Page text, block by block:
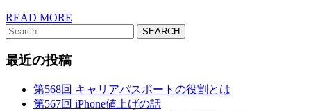
え
READ MORE
Search
for:
最近の投稿
第568回 キャリアパスポートの役割とは
第567回 iPhone値上げの話